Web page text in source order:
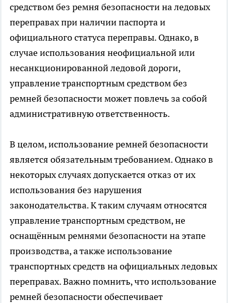
средством без ремня безопасности на ледовых
переправах при наличии паспорта и
официального статуса переправы. Однако, в
случае использования неофициальной или
несанкционированной ледовой дороги,
управление транспортным средством без
ремней безопасности может повлечь за собой
административную ответственность.
В целом, использование ремней безопасности
является обязательным требованием. Однако в
некоторых случаях допускается отказ от их
использования без нарушения
законодательства. К таким случаям относятся
управление транспортным средством, не
оснащённым ремнями безопасности на этапе
производства, а также использование
транспортных средств на официальных ледовых
переправах. Важно помнить, что использование
ремней безопасности обеспечивает